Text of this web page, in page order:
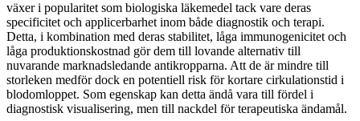
växer i popularitet som biologiska läkemedel tack vare deras
specificitet och applicerbarhet inom både diagnostik och terapi.
Detta, i kombination med deras stabilitet, låga immunogenicitet och
låga produktionskostnad gör dem till lovande alternativ till
nuvarande marknadsledande antikropparna. Att de är mindre till
storleken medför dock en potentiell risk för kortare cirkulationstid i
blodomloppet. Som egenskap kan detta ändå vara till fördel i
diagnostisk visualisering, men till nackdel för terapeutiska ändamål.